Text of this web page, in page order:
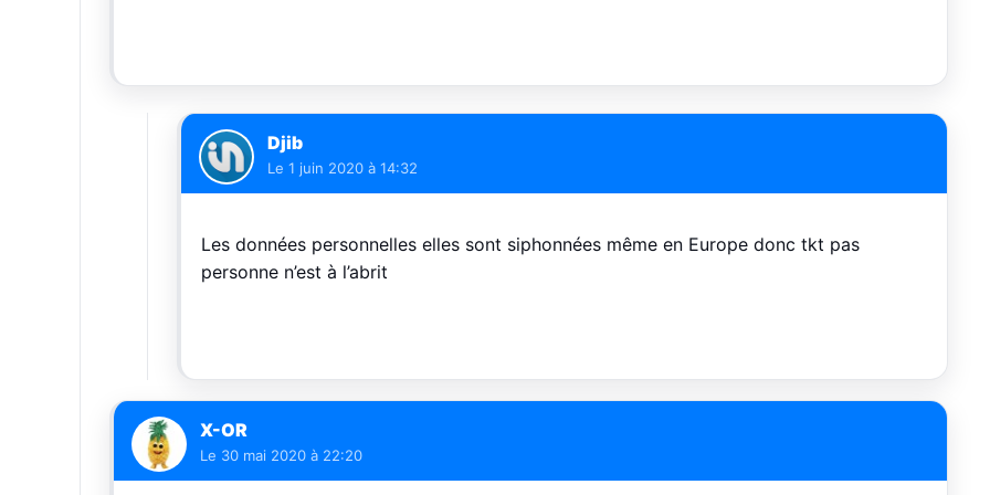
Djib
Le 1 juin 2020 à 14:32
Les données personnelles elles sont siphonnées même en Europe donc tkt pas
personne n’est à l’abrit
X-OR
Le 30 mai 2020 à 22:20